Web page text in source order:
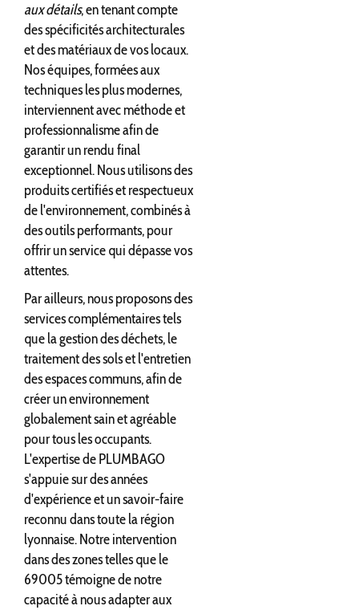
aux détails, en tenant compte
des spécificités architecturales
et des matériaux de vos locaux.
Nos équipes, formées aux
techniques les plus modernes,
interviennent avec méthode et
professionnalisme afin de
garantir un rendu final
exceptionnel. Nous utilisons des
produits certifiés et respectueux
de l'environnement, combinés à
des outils performants, pour
offrir un service qui dépasse vos
attentes.
Par ailleurs, nous proposons des
services complémentaires tels
que la gestion des déchets, le
traitement des sols et l'entretien
des espaces communs, afin de
créer un environnement
globalement sain et agréable
pour tous les occupants.
L'expertise de PLUMBAGO
s'appuie sur des années
d'expérience et un savoir-faire
reconnu dans toute la région
lyonnaise. Notre intervention
dans des zones telles que le
69005 témoigne de notre
capacité à nous adapter aux